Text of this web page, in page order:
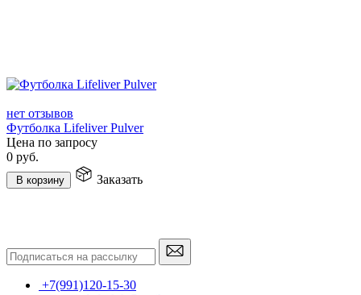
нет отзывов
Футболка Lifeliver Pulver
Цена по запросу
0 руб.
В корзину Заказать
+7(991)120-15-30